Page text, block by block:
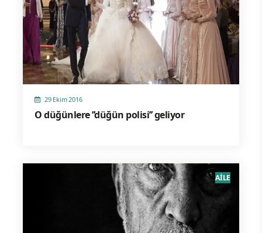
29 Ekim 2016
O düğünlere ’’düğün polisi’’ geliyor
AİLE